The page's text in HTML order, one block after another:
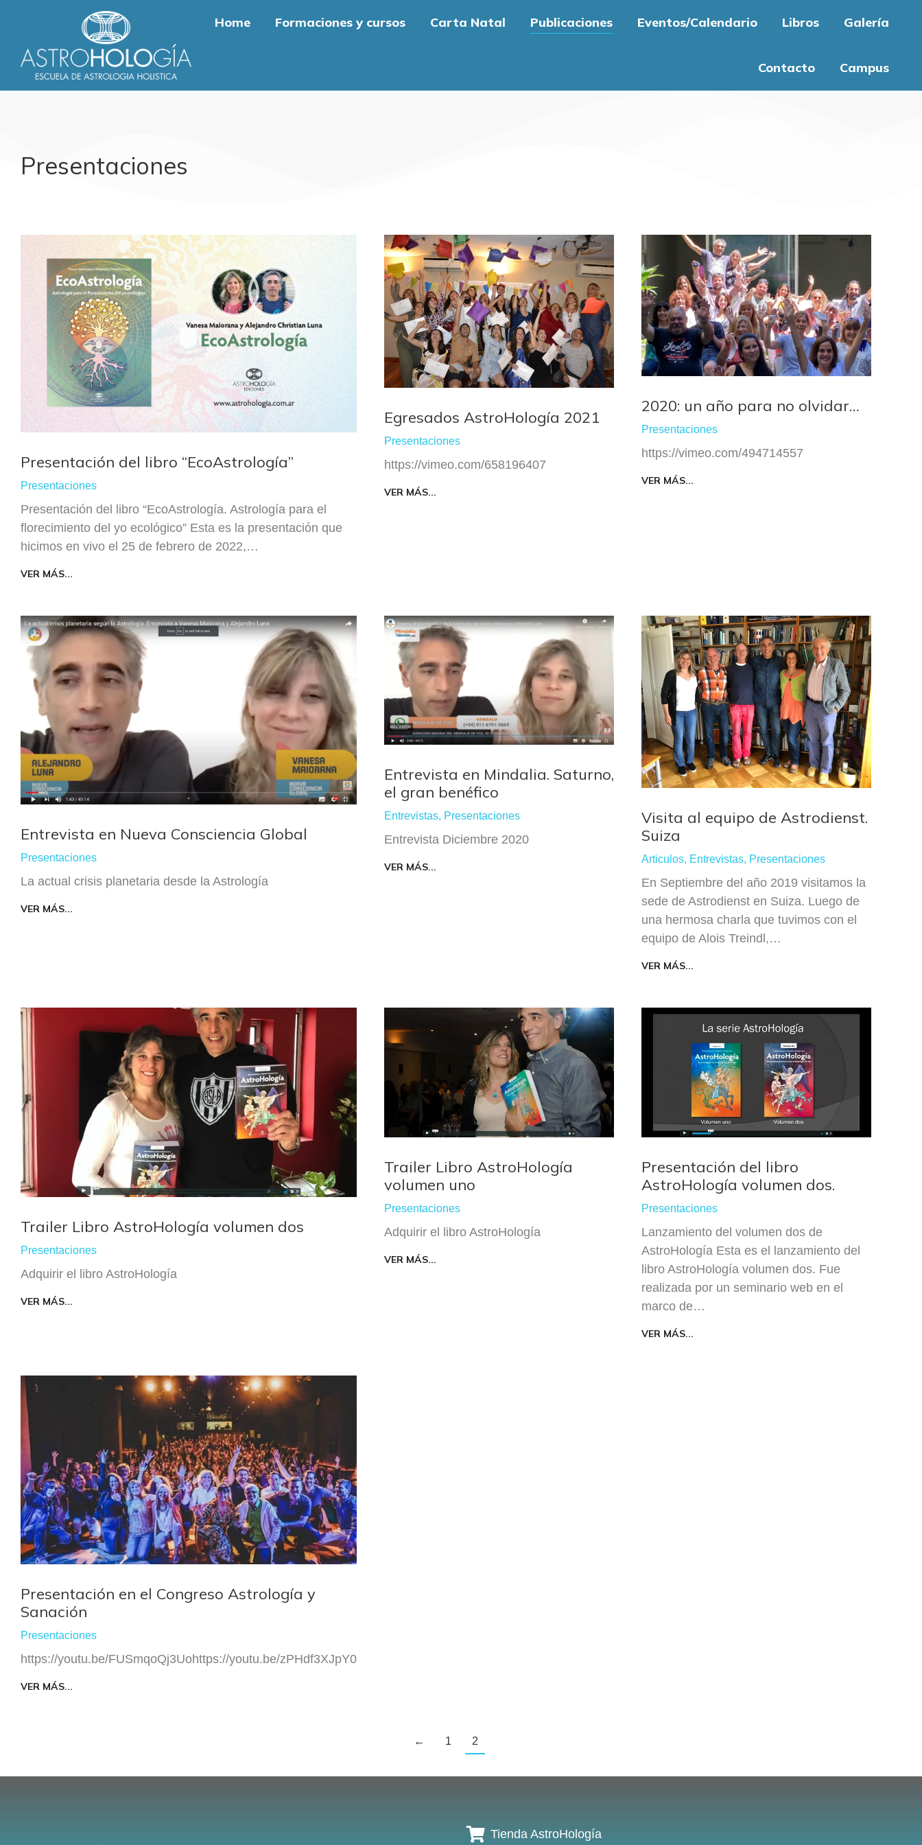
Home Formaciones y cursos Carta Natal Publicaciones Eventos/Calendario Libros Galería
Contacto Campus
Presentaciones
Presentación del libro “EcoAstrología”
Presentaciones
Presentación del libro “EcoAstrología. Astrología para el
florecimiento del yo ecológico” Esta es la presentación que
hicimos en vivo el 25 de febrero de 2022,…
VER MÁS...
Egresados AstroHología 2021
Presentaciones
https://vimeo.com/658196407
VER MÁS...
2020: un año para no olvidar…
Presentaciones
https://vimeo.com/494714557
VER MÁS...
Entrevista en Nueva Consciencia Global
Presentaciones
La actual crisis planetaria desde la Astrología
VER MÁS...
Entrevista en Mindalia. Saturno,
el gran benéfico
Entrevistas, Presentaciones
Entrevista Diciembre 2020
VER MÁS...
Visita al equipo de Astrodienst.
Suiza
Articulos, Entrevistas, Presentaciones
En Septiembre del año 2019 visitamos la
sede de Astrodienst en Suiza. Luego de
una hermosa charla que tuvimos con el
equipo de Alois Treindl,…
VER MÁS...
Trailer Libro AstroHología volumen dos
Presentaciones
Adquirir el libro AstroHología
VER MÁS...
Trailer Libro AstroHología
volumen uno
Presentaciones
Adquirir el libro AstroHología
VER MÁS...
Presentación del libro
AstroHología volumen dos.
Presentaciones
Lanzamiento del volumen dos de
AstroHología Esta es el lanzamiento del
libro AstroHología volumen dos. Fue
realizada por un seminario web en el
marco de…
VER MÁS...
Presentación en el Congreso Astrología y
Sanación
Presentaciones
https://youtu.be/FUSmqoQj3Uohttps://youtu.be/zPHdf3XJpY0
VER MÁS...
← 1 2
Tienda AstroHología